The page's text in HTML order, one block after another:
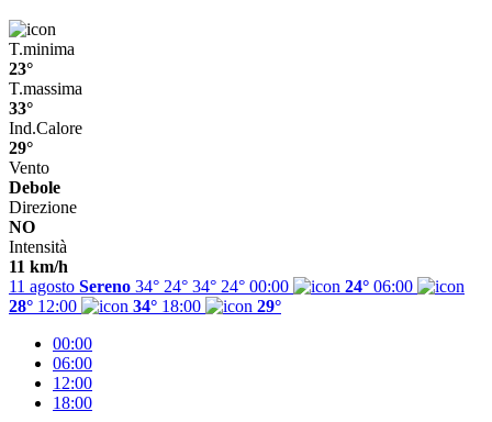
T.minima
23°
T.massima
33°
Ind.Calore
29°
Vento
Debole
Direzione
NO
Intensità
11 km/h
11 agosto Sereno 34° 24° 34° 24° 00:00 24° 06:00
28° 12:00 34° 18:00
29°
00:00
06:00
12:00
18:00